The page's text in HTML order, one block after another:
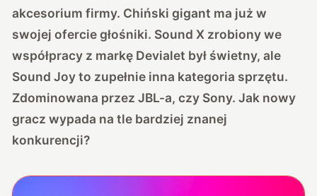
akcesorium firmy. Chiński gigant ma już w
swojej ofercie głośniki. Sound X zrobiony we
współpracy z markę Devialet był świetny, ale
Sound Joy to zupełnie inna kategoria sprzętu.
Zdominowana przez JBL-a, czy Sony. Jak nowy
gracz wypada na tle bardziej znanej
konkurencji?